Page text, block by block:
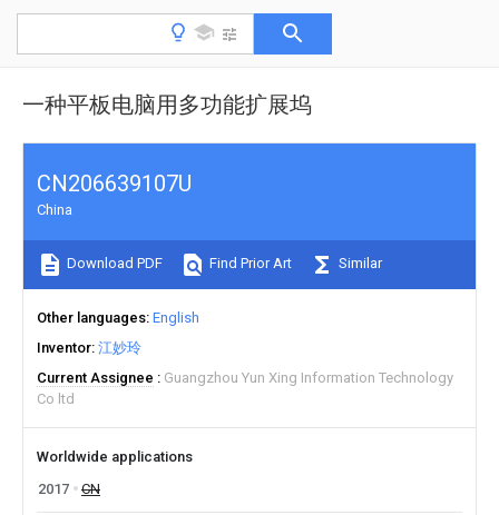
一种平板电脑用多功能扩展坞
CN206639107U
China
Download PDF Find Prior Art Similar
Other languages English
Inventor 江妙玲
Current Assignee
Guangzhou Yun Xing Information Technology
Co ltd
Worldwide applications
2017
CN